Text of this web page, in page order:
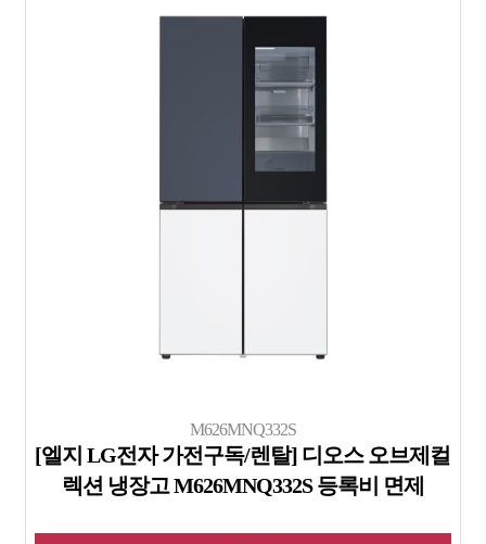
M626MNQ332S
[엘지 LG전자 가전구독/렌탈] 디오스 오브제컬
렉션 냉장고 M626MNQ332S 등록비 면제